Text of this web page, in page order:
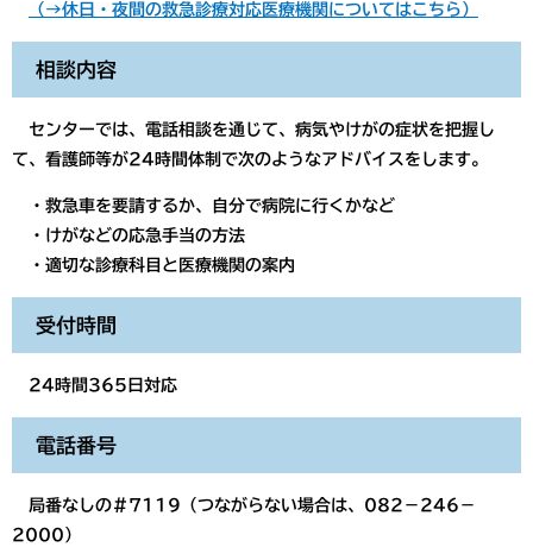
（→休日・夜間の救急診療対応医療機関についてはこちら）
相談内容
センターでは、電話相談を通じて、病気やけがの症状を把握し
て、看護師等が24時間体制で次のようなアドバイスをします。
・救急車を要請するか、自分で病院に行くかなど
・けがなどの応急手当の方法
・適切な診療科目と医療機関の案内
受付時間
24時間365日対応
電話番号
局番なしの＃7119（つながらない場合は、082－246－
2000）